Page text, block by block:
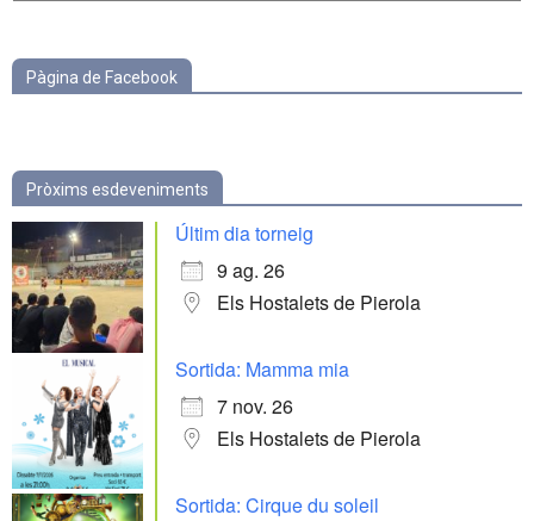
Pàgina de Facebook
Pròxims esdeveniments
Últim dia torneig
9 ag. 26
Els Hostalets de Pierola
Sortida: Mamma mia
7 nov. 26
Els Hostalets de Pierola
Sortida: Cirque du soleil